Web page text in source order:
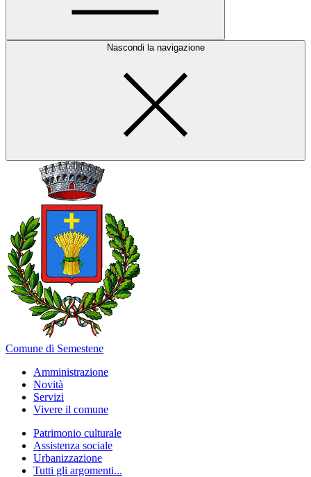
Nascondi la navigazione
Comune di Semestene
Amministrazione
Novità
Servizi
Vivere il comune
Patrimonio culturale
Assistenza sociale
Urbanizzazione
Tutti gli argomenti...